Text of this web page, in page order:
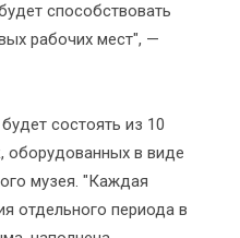
способствовать
рабочих мест", —
состоять из 10
в виде
музея. "Каждая
отдельного периода в